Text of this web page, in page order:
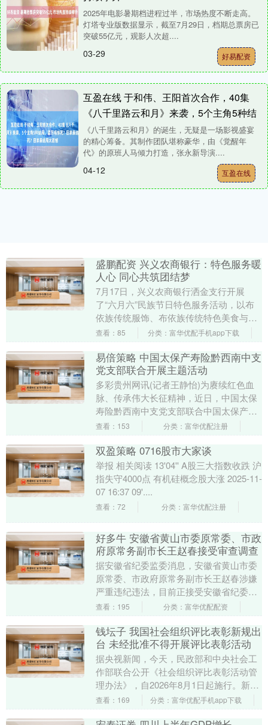
2025年电影暑期档进程过半，市场热度不断走高。
灯塔专业版数据显示，截至7月29日，档期总票房已
突破55亿元，观影人次超....
03-29 好易配资
互盈在线 于和伟、王阳首次合作，40集
《八千里路云和月》来袭，5个主角5种结
局，孟万福惨死？田家泰结局太遗憾
《八千里路云和月》的诞生，无疑是一场影视盛宴
的精心筹备。其制作团队堪称豪华，由《觉醒年
代》的原班人马倾力打造，张永新导演....
04-12 互盈在线
盛鹏配资 兴义农商银行：特色服务暖
人心 同心共筑团结梦
7月17日，兴义农商银行洒金支行开展
了“六月六”民族节日特色服务活动，以布
依族传统服饰、布依族传统特色美食与金
融知识科普相结合的方式，为辖区群众送
查看：85 分类：富华优配手机app下载
易倍策略 中国太保产寿险黔西南中支
党支部联合开展主题活动
多彩贵州网讯(记者王静怡)为赓续红色血
脉、传承伟大长征精神，近日，中国太保
寿险黔西南中支党支部联合中国太保产险
黔西南中支党支部、黔西南义龙浦发村镇
查看：153 分类：富华优配注册
双盈策略 0716股市大家谈
举报 相关阅读 13'04'' A股三大指数收跌 沪
指失守4000点 有机硅概念股大涨 2025-11-
07 16:37 09'....
查看：72 分类：富华优配注册
好多牛 安徽省黄山市委原常委、市政
府原常务副市长王赵春接受审查调查
据安徽省纪委监委消息，安徽省黄山市委
原常委、市政府原常务副市长王赵春涉嫌
严重违纪违法，目前正接受安徽省纪委监
委纪律审查和监察调查。 举报 第一财经广
查看：195 分类：富华优配配资
钱坛子 我国社会组织评比表彰新规出
台 未经批准不得开展评比表彰活动
据央视新闻，今天，民政部和中央社会工
作部联合公开《社会组织评比表彰活动管
理办法》，自2026年8月1日起施行。新规
明确，社会组织开展评比表彰活动，须经
查看：169 分类：富华优配手机app下载